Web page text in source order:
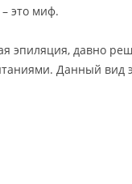
это миф.
эпиляция, давно
Данный вид